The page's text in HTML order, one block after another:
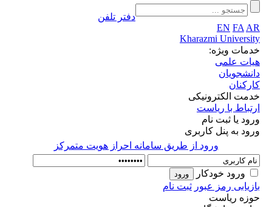
دفتر تلفن
EN FA AR
Kharazmi University
خدمات ویژه:
هیات علمی
دانشجویان
کارکنان
خدمت الکترونیکی
ارتباط با ریاست
ورود یا ثبت نام
ورود به پنل کاربری
ورود از طريق سامانه احراز هويت متمركز
ورود خودکار
بازیابی رمز عبور ثبت نام
حوزه ریاست